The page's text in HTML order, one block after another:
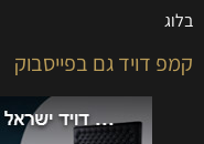
בלוג
קמפ דויד גם בפייסבוק